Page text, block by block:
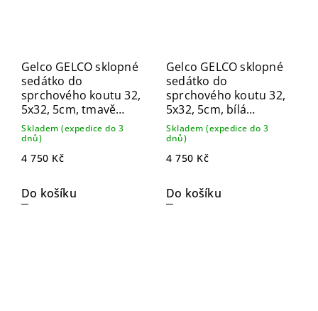
Gelco GELCO sklopné
sedátko do
sprchového koutu 32,
5x32, 5cm, tmavě
šedá GS120G
Skladem (expedice do 3
dnů)
4 750 Kč
Do košíku
Gelco GELCO sklopné
sedátko do
sprchového koutu 32,
5x32, 5cm, bílá
GS120W
Skladem (expedice do 3
dnů)
4 750 Kč
Do košíku